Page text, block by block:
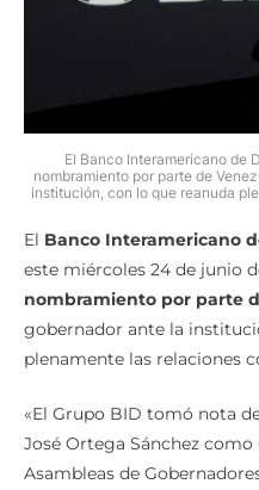
El Banco Interamericano de
nombramiento por parte de
institución, con lo que reanuda
El Banco Interamericano
este miércoles 24 de junio
nombramiento por parte
gobernador ante la
plenamente las relaciones
«El Grupo BID tomó nota
José Ortega Sánchez
Asambleas de